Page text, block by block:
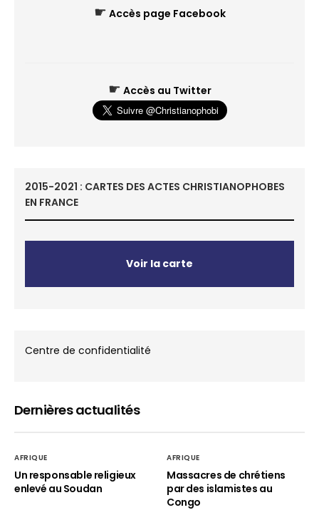
☛ Accès page Facebook
☛ Accès au Twitter
2015-2021 : CARTES DES ACTES CHRISTIANOPHOBES
EN FRANCE
Voir la carte
Centre de confidentialité
Dernières actualités
AFRIQUE
Un responsable religieux
enlevé au Soudan
AFRIQUE
Massacres de chrétiens
par des islamistes au
Congo